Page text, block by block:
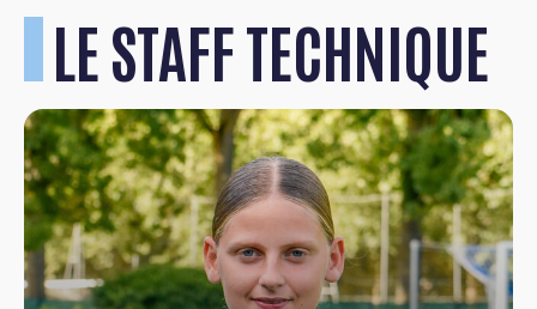
LE STAFF TECHNIQUE